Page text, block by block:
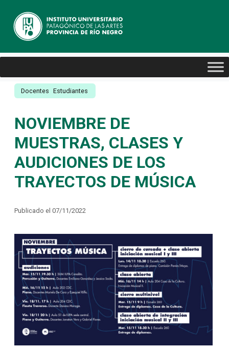
Docentes Estudiantes
NOVIEMBRE DE
MUESTRAS, CLASES Y
AUDICIONES DE LOS
TRAYECTOS DE MÚSICA
Publicado el 07/11/2022